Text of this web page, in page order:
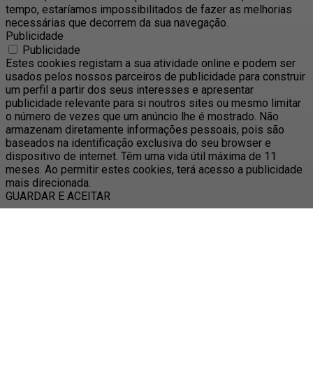
tempo, estaríamos impossibilitados de fazer as melhorias
necessárias que decorrem da sua navegação.
Publicidade
Publicidade
Estes cookies registam a sua atividade online e podem ser
usados pelos nossos parceiros de publicidade para construir
um perfil a partir dos seus interesses e apresentar
publicidade relevante para si noutros sites ou mesmo limitar
o número de vezes que um anúncio lhe é mostrado. Não
armazenam diretamente informações pessoais, pois são
baseados na identificação exclusiva do seu browser e
dispositivo de internet. Têm uma vida útil máxima de 11
meses. Ao permitir estes cookies, terá acesso a publicidade
mais direcionada.
GUARDAR E ACEITAR